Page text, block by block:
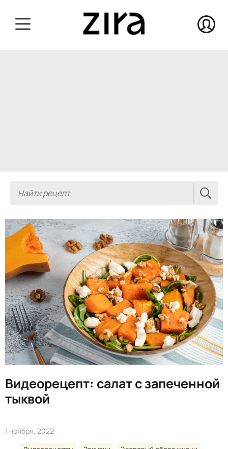
Видеорецепт: салат с запеченной
тыквой
1 ноября, 2022